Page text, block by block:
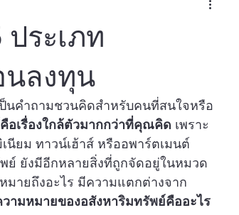
ระเภท
นลงทุน
นคำถามชวนคิดสำหรับคนที่สนใจหรือ
อเรื่องใกล้ตัวมากกว่าที่คุณคิด เพราะ
ยม ทาวน์เฮ้าส์ หรืออพาร์ตเมนต์
ย์ ยังมีอีกหลายสิ่งที่ถูกจัดอยู่ในหมวด
ายถึงอะไร มีความแตกต่างจาก
ามหมายของอสังหาริมทรัพย์คืออะไร